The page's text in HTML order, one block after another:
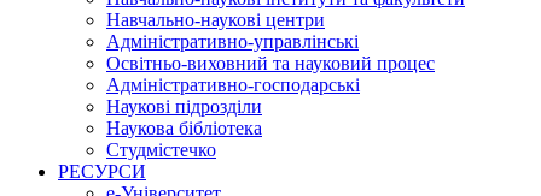
Навчально-наукові центри
Адміністративно-управлінські
Освітньо-виховний та науковий процес
Адміністративно-господарські
Наукові підрозділи
Наукова бібліотека
Студмістечко
РЕСУРСИ